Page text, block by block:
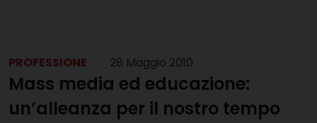
PROFESSIONE 28 Maggio 2010
Mass media ed educazione:
un’alleanza per il nostro tempo